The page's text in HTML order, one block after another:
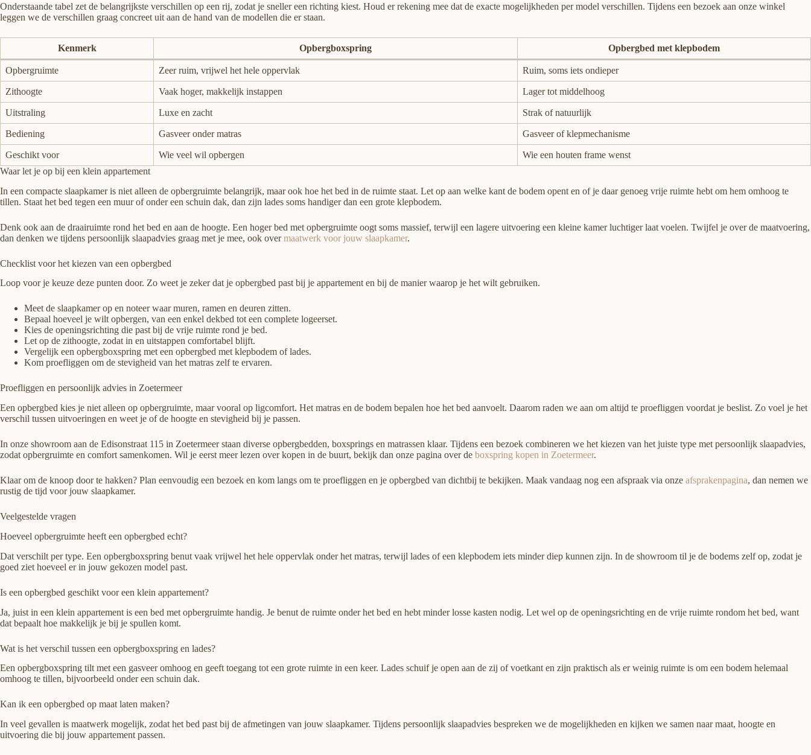
Onderstaande tabel zet de belangrijkste verschillen op een rij, zodat je sneller een richting kiest. Houd er rekening mee dat de exacte mogelijkheden per model verschillen. Tijdens een bezoek aan onze winkel
leggen we de verschillen graag concreet uit aan de hand van de modellen die er staan.
Kenmerk Opbergboxspring Opbergbed met klepbodem
Opbergruimte Zeer ruim, vrijwel het hele oppervlak Ruim, soms iets ondieper
Zithoogte Vaak hoger, makkelijk instappen Lager tot middelhoog
Uitstraling Luxe en zacht Strak of natuurlijk
Bediening Gasveer onder matras Gasveer of klepmechanisme
Geschikt voor Wie veel wil opbergen
Wie een houten frame wenst
Waar let je op bij een klein appartement
In een compacte slaapkamer is niet alleen de opbergruimte belangrijk, maar ook hoe het bed in de ruimte staat. Let op aan welke kant de bodem opent en of je daar genoeg vrije ruimte hebt om hem omhoog te
tillen. Staat het bed tegen een muur of onder een schuin dak, dan zijn lades soms handiger dan een grote klepbodem.
Denk ook aan de draairuimte rond het bed en aan de hoogte. Een hoger bed met opbergruimte oogt soms massief, terwijl een lagere uitvoering een kleine kamer luchtiger laat voelen. Twijfel je over de maatvoering,
dan denken we tijdens persoonlijk slaapadvies graag met je mee, ook overmaatwerk voor jouw slaapkamer.
Checklist voor het kiezen van een opbergbed
Loop voor je keuze deze punten door. Zo weet je zeker dat je opbergbed past bij je appartement en bij de manier waarop je het wilt gebruiken.
Meet de slaapkamer op en noteer waar muren, ramen en deuren zitten.
Bepaal hoeveel je wilt opbergen, van een enkel dekbed tot een complete logeerset.
Kies de openingsrichting die past bij de vrije ruimte rond je bed.
Let op de zithoogte, zodat in en uitstappen comfortabel blijft.
Vergelijk een opbergboxspring met een opbergbed met klepbodem of lades.
Kom proefliggen om de stevigheid van het matras zelf te ervaren.
Proefliggen en persoonlijk advies in Zoetermeer
Een opbergbed kies je niet alleen op opbergruimte, maar vooral op ligcomfort. Het matras en de bodem bepalen hoe het bed aanvoelt. Daarom raden we aan om altijd te proefliggen voordat je beslist. Zo voel je het
verschil tussen uitvoeringen en weet je of de hoogte en stevigheid bij je passen.
In onze showroom aan de Edisonstraat 115 in Zoetermeer staan diverse opbergbedden, boxsprings en matrassen klaar. Tijdens een bezoek combineren we het kiezen van het juiste type met persoonlijk slaapadvies,
zodat opbergruimte en comfort samenkomen. Wil je eerst meer lezen over kopen in de buurt, bekijk dan onze pagina over de boxspring kopen in Zoetermeer.
Klaar om de knoop door te hakken? Plan eenvoudig een bezoek en kom langs om te proefliggen en je opbergbed van dichtbij te bekijken. Maak vandaag nog een afspraak via onze afsprakenpagina, dan nemen we
rustig de tijd voor jouw slaapkamer.
Veelgestelde vragen
Hoeveel opbergruimte heeft een opbergbed echt?
Dat verschilt per type. Een opbergboxspring benut vaak vrijwel het hele oppervlak onder het matras, terwijl lades of een klepbodem iets minder diep kunnen zijn. In de showroom til je de bodems zelf op, zodat je
goed ziet hoeveel er in jouw gekozen model past.
Is een opbergbed geschikt voor een klein appartement?
Ja, juist in een klein appartement is een bed met opbergruimte handig. Je benut de ruimte onder het bed en hebt minder losse kasten nodig. Let wel op de openingsrichting en de vrije ruimte rondom het bed, want
dat bepaalt hoe makkelijk je bij je spullen komt.
Wat is het verschil tussen een opbergboxspring en lades?
Een opbergboxspring tilt met een gasveer omhoog en geeft toegang tot een grote ruimte in een keer. Lades schuif je open aan de zij of voetkant en zijn praktisch als er weinig ruimte is om een bodem helemaal
omhoog te tillen, bijvoorbeeld onder een schuin dak.
Kan ik een opbergbed op maat laten maken?
In veel gevallen is maatwerk mogelijk, zodat het bed past bij de afmetingen van jouw slaapkamer. Tijdens persoonlijk slaapadvies bespreken we de mogelijkheden en kijken we samen naar maat, hoogte en
uitvoering die bij jouw appartement passen.